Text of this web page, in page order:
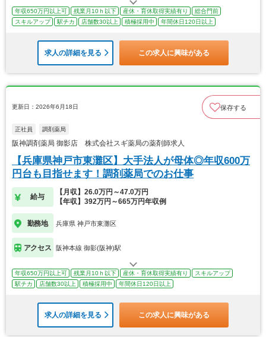
年収650万円以上可 残業月10ｈ以下 産休・育休取得実績有り
総合門前
スキルアップ
駅チカ 店舗数30以上 積極採用中 年間休日120日以上
求人の詳細を見る この求人に興味がある
更新日：2026年6月18日 保存する
正社員 調剤薬局
阪神調剤薬局 御影店 株式会社スギ薬局の薬剤師求人
【兵庫県神戸市東灘区】大手法人が母体◎年収600万
円台も目指せます！調剤薬局でのお仕事
給与
【月収】26.0万円～47.0万円
【年収】392万円～665万円年収例
勤務地 兵庫県 神戸市東灘区
アクセス 阪神本線 御影(阪神)駅
年収650万円以上可 残業月10ｈ以下 産休・育休取得実績有り
スキルアップ
駅チカ
店舗数30以上 積極採用中 年間休日120日以上
求人の詳細を見る この求人に興味がある